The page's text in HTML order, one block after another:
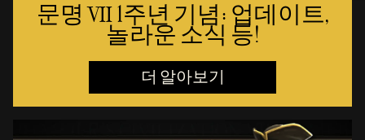
문명 VII 1주년 기념: 업데이트,
놀라운 소식 등!
더 알아보기